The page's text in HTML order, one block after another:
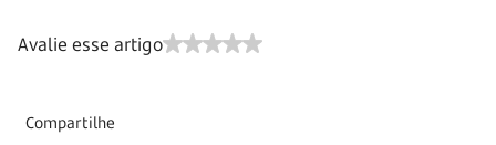
Avalie esse artigo
Compartilhe